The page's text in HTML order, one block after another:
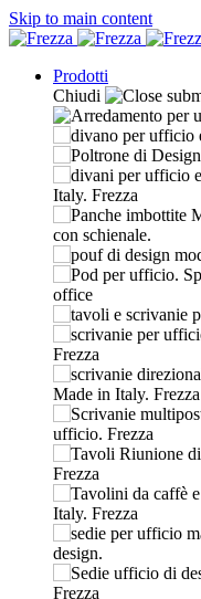
Skip to main content
Prodotti
Chiudi